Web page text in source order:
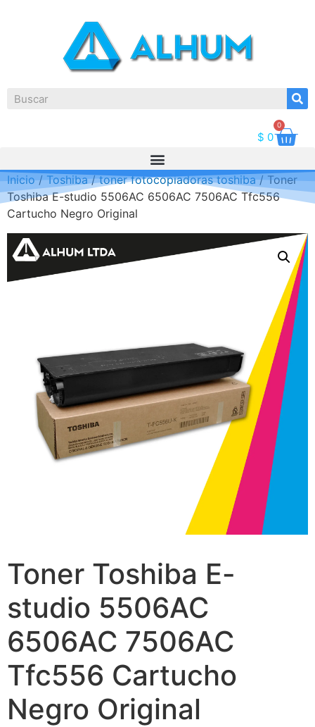
$ 0
0
Inicio/Toshiba/toner fotocopiadoras toshiba/ Toner
Toshiba E-studio 5506AC 6506AC 7506AC Tfc556
Cartucho Negro Original
Toner Toshiba E-
studio 5506AC
6506AC 7506AC
Tfc556 Cartucho
Negro Original